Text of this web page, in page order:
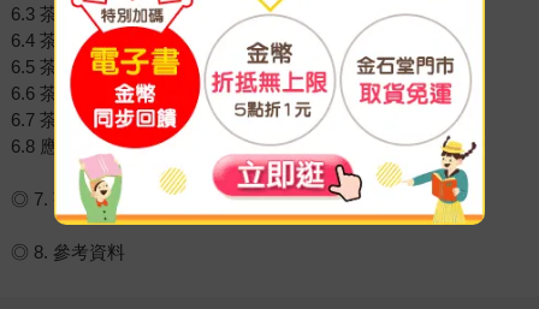
6.3 茶葉顏色與滋味魔法地圖
6.4 茶葉兒茶素推動氣味魔法地圖
6.5 茶葉醣苷水解氣味魔法地圖
6.6 茶葉逆境誘發氣味魔法地圖
6.7 茶葉風味魔法地圖
6.8 應用茶葉風味魔法地圖開發屬於自己的茶葉風味輪
◎ 7. 茶葉氣味魔法的另一種體悟
◎ 8. 參考資料